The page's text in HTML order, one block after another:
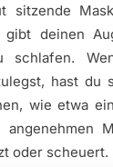
sitzende
gibt deinen
hast du
wie etwa
angenehmen
oder scheuert.